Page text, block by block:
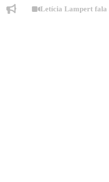
Letícia Lampert fala sobre o